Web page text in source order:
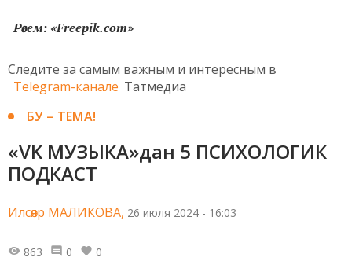
Рәсем: «Freepik.com»
Следите за самым важным и интересным в
Telegram-канале Татмедиа
БУ – ТЕМА!
«VK МУЗЫКА»дан 5 ПСИХОЛОГИК
ПОДКАСТ
Илсөяр МАЛИКОВА, 26 июля 2024 - 16:03
863 0 0